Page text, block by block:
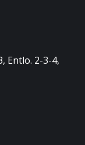
Entlo. 2-3-4,